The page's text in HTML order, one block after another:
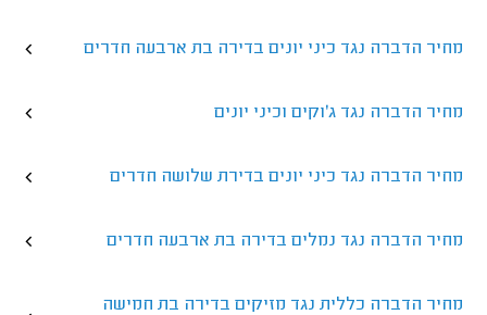
מחיר הדברה נגד כיני יונים בדירה בת ארבעה חדרים
מחיר הדברה נגד ג'וקים וכיני יונים
מחיר הדברה נגד כיני יונים בדירת שלושה חדרים
מחיר הדברה נגד נמלים בדירה בת ארבעה חדרים
מחיר הדברה כללית נגד מזיקים בדירה בת חמישה